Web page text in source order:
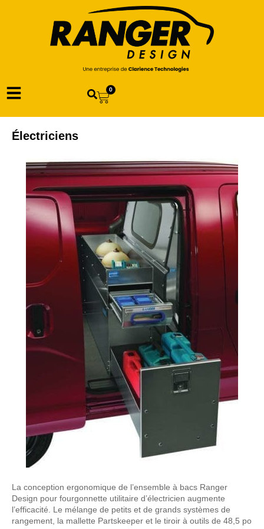
0
Électriciens
La conception ergonomique de l’ensemble à bacs Ranger
Design pour fourgonnette utilitaire d’électricien augmente
l’efficacité. Le mélange de petits et de grands systèmes de
rangement, la mallette Partskeeper et le tiroir à outils de 48,5 po